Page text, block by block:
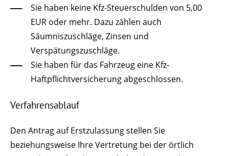
Sie haben keine Kfz-Steuerschulden von 5,00
EUR oder mehr. Dazu zählen auch
Säumniszuschläge, Zinsen und
Verspätungszuschläge.
Sie haben für das Fahrzeug eine Kfz-
Haftpflichtversicherung abgeschlossen.
Verfahrensablauf
Den Antrag auf Erstzulassung stellen Sie
beziehungsweise Ihre Vertretung bei der örtlich